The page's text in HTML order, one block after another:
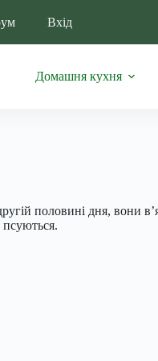
Вхід
Домашня кухня
половині дня, вони